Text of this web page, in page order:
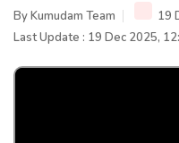
ByKumudam Team
19
Last Update : 19 Dec 2025,